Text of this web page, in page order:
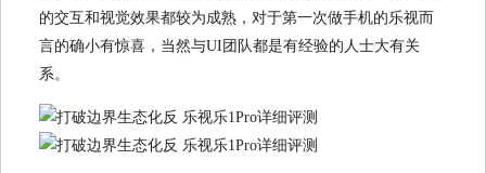
的交互和视觉效果都较为成熟，对于第一次做手机的乐视而
言的确小有惊喜，当然与UI团队都是有经验的人士大有关
系。